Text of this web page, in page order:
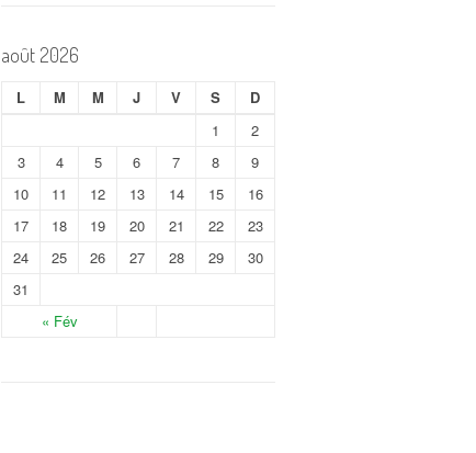
août 2026
L M M J V S D
« Fév
1
2
3
4 5 6 7 8
9
10
11 12 13 14 15
16
17
18 19 20 21 22
23
24
25 26 27 28 29
30
31